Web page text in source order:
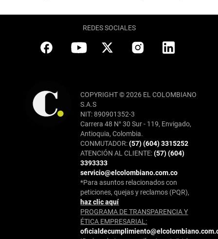
REDES SOCIALES
COPYRIGHT © 2026 EL COLOMBIANO
S.A.S
NIT: 890901352-3
Carrera 48 N° 30 Sur - 119, Envigado,
Antioquia, Colombia.
CONMUTADOR:(57) (604) 3315252
ATENCIÓN AL CLIENTE:(57) (604)
3393333
servicio@elcolombiano.com.co
*Para asuntos relacionados con
peticiones, quejas y reclamos (PQR),
haz clic aquí
PROGRAMA DE TRANSPARENCIA Y
ÉTICA EMPRESARIAL: